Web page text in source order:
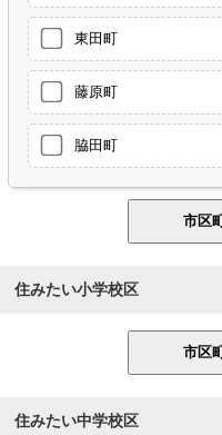
東田町
藤原町
脇田町
住みたい小学校区
住みたい中学校区